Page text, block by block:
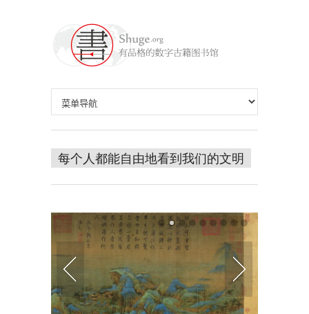
每个人都能自由地看到我们的文明